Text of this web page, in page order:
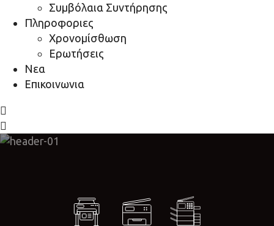
Συμβόλαια Συντήρησης
Πληροφοριες
Χρονομίσθωση
Ερωτήσεις
Νεα
Επικοινωνια